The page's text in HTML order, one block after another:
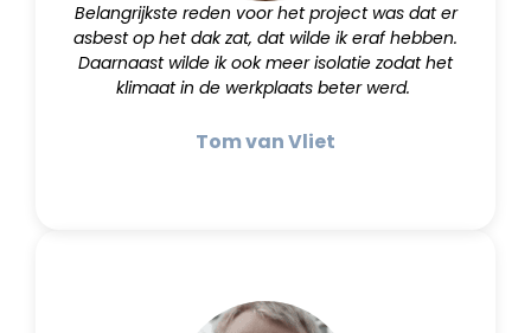
Belangrijkste reden voor het project was dat er
asbest op het dak zat, dat wilde ik eraf hebben.
Daarnaast wilde ik ook meer isolatie zodat het
klimaat in de werkplaats beter werd.
Tom van Vliet